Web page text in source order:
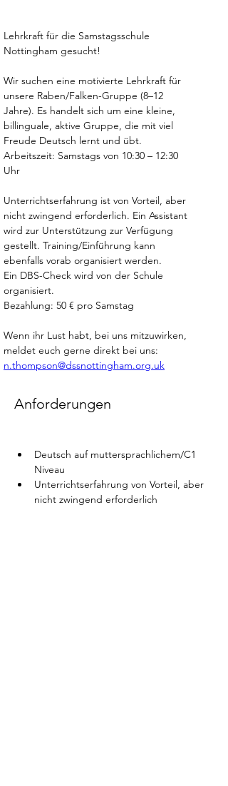
Lehrkraft für die Samstagsschule
Nottingham gesucht!
Wir suchen eine motivierte Lehrkraft für
unsere Raben/Falken-Gruppe (8–12
Jahre). Es handelt sich um eine kleine,
billinguale, aktive Gruppe, die mit viel
Freude Deutsch lernt und übt.
Arbeitszeit: Samstags von 10:30 – 12:30
Uhr
Unterrichtserfahrung ist von Vorteil, aber
nicht zwingend erforderlich. Ein Assistant
wird zur Unterstützung zur Verfügung
gestellt. Training/Einführung kann
ebenfalls vorab organisiert werden.
Ein DBS-Check wird von der Schule
organisiert.
Bezahlung: 50 € pro Samstag
Wenn ihr Lust habt, bei uns mitzuwirken,
meldet euch gerne direkt bei uns:
n.thompson@dssnottingham.org.uk
Anforderungen
Deutsch auf muttersprachlichem/C1
Niveau
Unterrichtserfahrung von Vorteil, aber
nicht zwingend erforderlich